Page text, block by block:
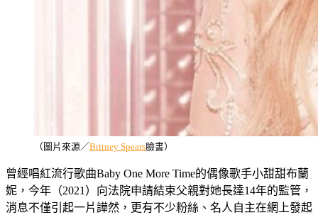
（圖片來源／Britney Spears臉書）
曾經唱紅流行歌曲Baby One More Time的偶像歌手小甜甜布蘭
妮，今年（2021）向法院申請結束父親對她長達14年的監管，
消息不僅引起一片譁然，更有不少粉絲、名人自主在網上發起